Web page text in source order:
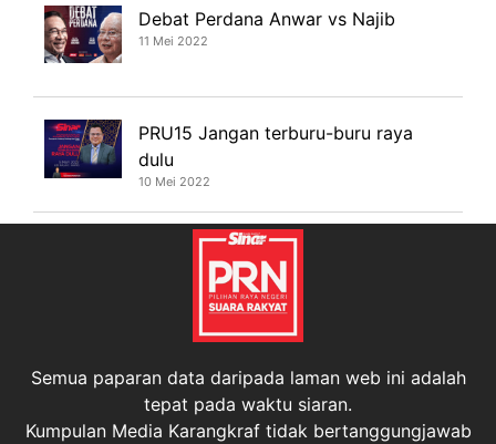
Debat Perdana Anwar vs Najib
11 Mei 2022
PRU15 Jangan terburu-buru raya
dulu
10 Mei 2022
Semua paparan data daripada laman web ini adalah
tepat pada waktu siaran.
Kumpulan Media Karangkraf tidak bertanggungjawab